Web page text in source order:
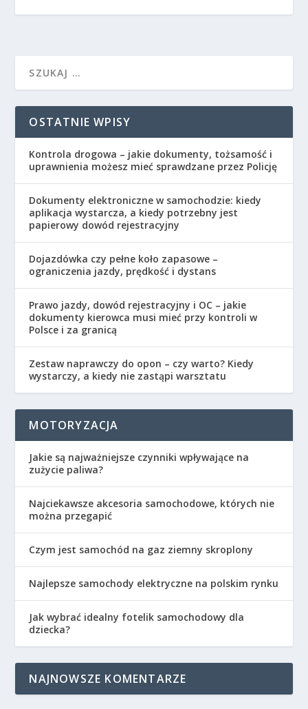
OSTATNIE WPISY
Kontrola drogowa – jakie dokumenty, tożsamość i
uprawnienia możesz mieć sprawdzane przez Policję
Dokumenty elektroniczne w samochodzie: kiedy
aplikacja wystarcza, a kiedy potrzebny jest
papierowy dowód rejestracyjny
Dojazdówka czy pełne koło zapasowe –
ograniczenia jazdy, prędkość i dystans
Prawo jazdy, dowód rejestracyjny i OC – jakie
dokumenty kierowca musi mieć przy kontroli w
Polsce i za granicą
Zestaw naprawczy do opon – czy warto? Kiedy
wystarczy, a kiedy nie zastąpi warsztatu
MOTORYZACJA
Jakie są najważniejsze czynniki wpływające na
zużycie paliwa?
Najciekawsze akcesoria samochodowe, których nie
można przegapić
Czym jest samochód na gaz ziemny skroplony
Najlepsze samochody elektryczne na polskim rynku
Jak wybrać idealny fotelik samochodowy dla
dziecka?
NAJNOWSZE KOMENTARZE